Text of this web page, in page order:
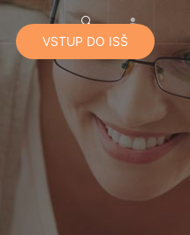
VSTUP DO ISŠ